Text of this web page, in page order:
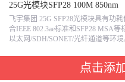
25G光模块SFP28 100M 850nm
飞宇集团 25G SFP28光模块具有功
合IEEE 802.3ae标准和SFP28 MSA
以太网/SDH/SONET/光纤通道等环境
点击添